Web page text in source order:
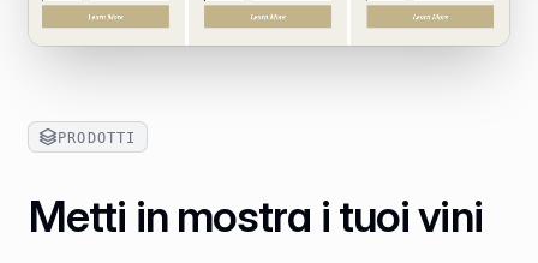
PRODOTTI
Metti in mostra i tuoi vini